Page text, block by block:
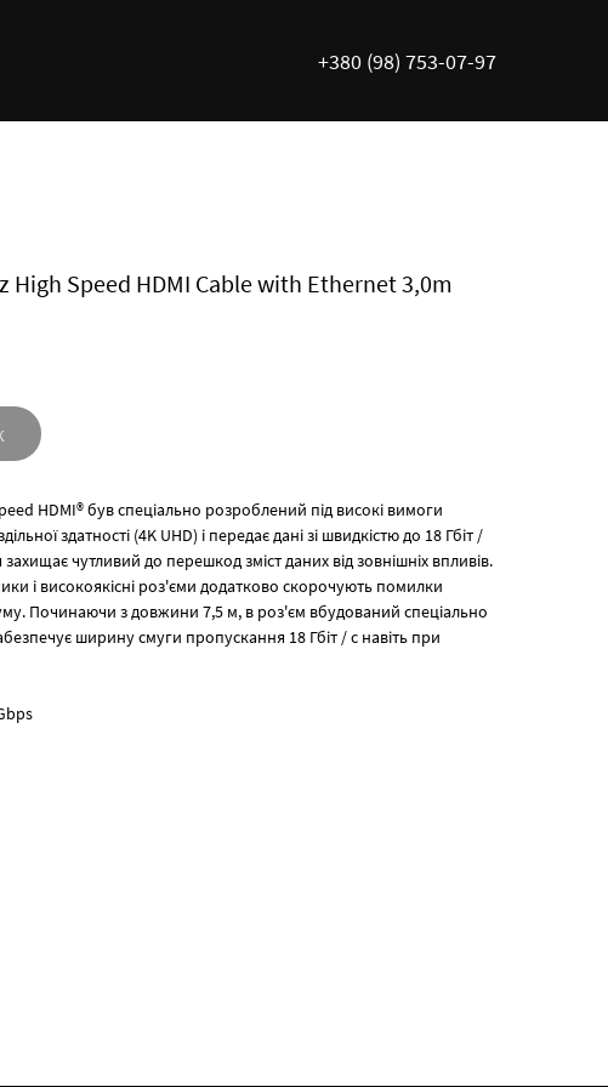
+380 (98) 753-07-97
High Speed HDMI Cable with Ethernet 3,0m
​​HDMI® був спеціально розроблений під високі вимоги
здатності (4K UHD) і передає дані зі швидкістю до 18 Гбіт /
чутливий до перешкод зміст даних від зовнішніх впливів.
і високоякісні роз'єми додатково скорочують помилки
Починаючи з довжини 7,5 м, в роз'єм вбудований спеціально
ширину смуги пропускання 18 Гбіт / с навіть при